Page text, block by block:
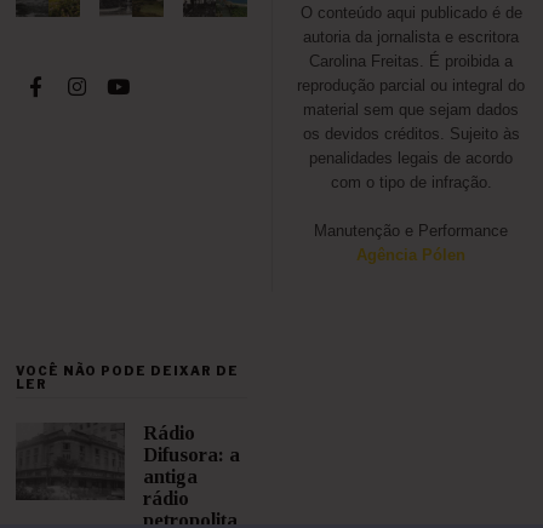
O conteúdo aqui publicado é de
autoria da jornalista e escritora
Carolina Freitas. É proibida a
reprodução parcial ou integral do
material sem que sejam dados
os devidos créditos. Sujeito às
penalidades legais de acordo
com o tipo de infração.
Manutenção e Performance
Agência Pólen
VOCÊ NÃO PODE DEIXAR DE
LER
Rádio
Difusora: a
antiga
rádio
petropolita